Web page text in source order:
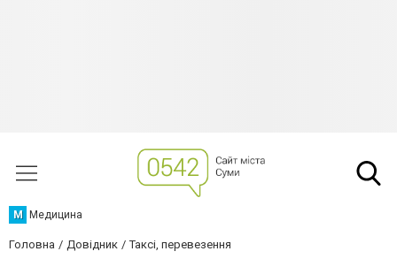
М Медицина
Головна Довідник Таксі, перевезення